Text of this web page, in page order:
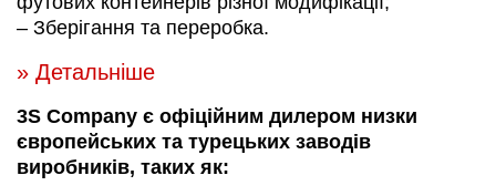
– Зберігання та переробка.
» Детальніше
3S Company є офіційним дилером низки
європейських та турецьких заводів
виробників, таких як: